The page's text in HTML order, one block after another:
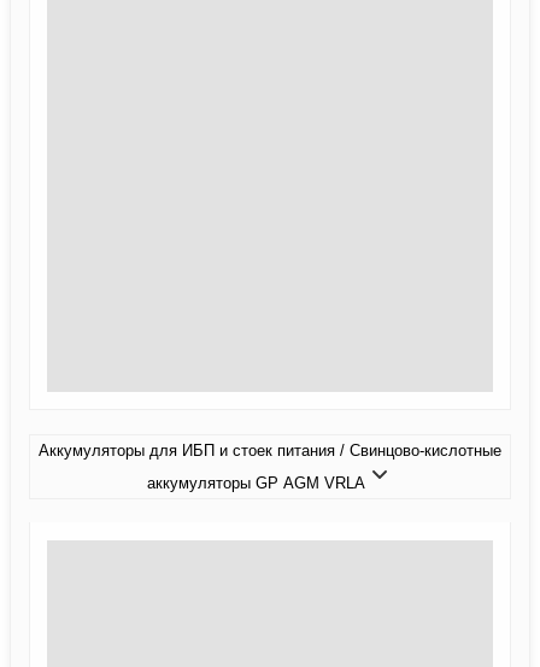
Аккумуляторы для ИБП и стоек питания / Свинцово-кислотные
аккумуляторы GP AGM VRLA